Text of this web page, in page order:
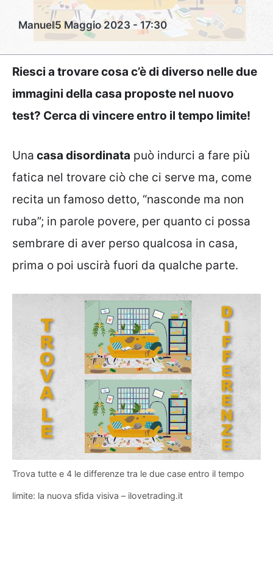
Manuel5 Maggio 2023 - 17:30
Riesci a trovare cosa c’è di diverso nelle due
immagini della casa proposte nel nuovo
test? Cerca di vincere entro il tempo limite!
Una casa disordinata può indurci a fare più
fatica nel trovare ciò che ci serve ma, come
recita un famoso detto, “nasconde ma non
ruba”; in parole povere, per quanto ci possa
sembrare di aver perso qualcosa in casa,
prima o poi uscirà fuori da qualche parte.
Trova tutte e 4 le differenze tra le due case entro il tempo
limite: la nuova sfida visiva – ilovetrading.it